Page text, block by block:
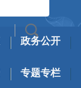
政务公开
专题专栏